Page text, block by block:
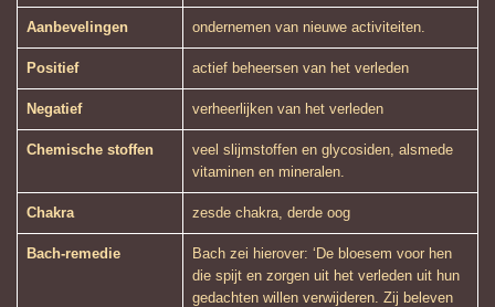
Aanbevelingen ondernemen van nieuwe activiteiten.
Positief actief beheersen van het verleden
Negatief verheerlijken van het verleden
Chemische stoffen
veel slijmstoffen en glycosiden, alsmede
vitaminen en mineralen.
Chakra zesde chakra, derde oog
Bach-remedie
Bach zei hierover: ‘De bloesem voor hen
die spijt en zorgen uit het verleden uit hun
gedachten willen verwijderen. Zij beleven